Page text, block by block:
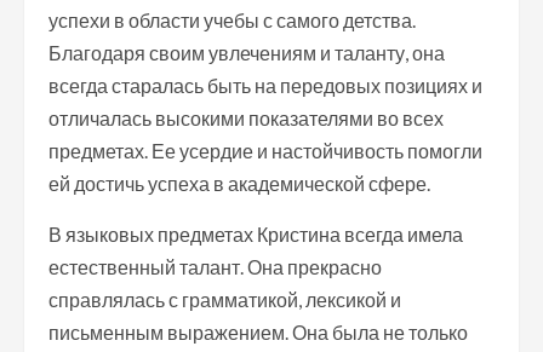
успехи в области учебы с самого детства.
Благодаря своим увлечениям и таланту, она
всегда старалась быть на передовых позициях и
отличалась высокими показателями во всех
предметах. Ее усердие и настойчивость помогли
ей достичь успеха в академической сфере.
В языковых предметах Кристина всегда имела
естественный талант. Она прекрасно
справлялась с грамматикой, лексикой и
письменным выражением. Она была не только